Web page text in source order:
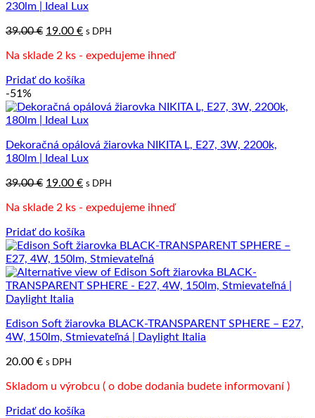
230lm | Ideal Lux
39.00€ Pôvodná
bola:
19.00 €Aktuálna
je:
s DPH
Na sklade 2 ks - expedujeme ihneď
Pridať do košíka
-51%
Dekoračná opálová žiarovka NIKITA L, E27, 3W, 2200k,
180lm | Ideal Lux
39.00€ Pôvodná
bola:
19.00 €Aktuálna
je:
s DPH
Na sklade 2 ks - expedujeme ihneď
Pridať do košíka
Edison Soft žiarovka BLACK-TRANSPARENT SPHERE – E27,
4W, 150lm, Stmievateľná | Daylight Italia
20.00 € s DPH
Skladom u výrobcu ( o dobe dodania budete informovaní )
Pridať do košíka